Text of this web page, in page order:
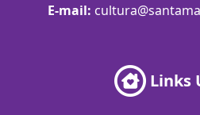
E-mail:
Links